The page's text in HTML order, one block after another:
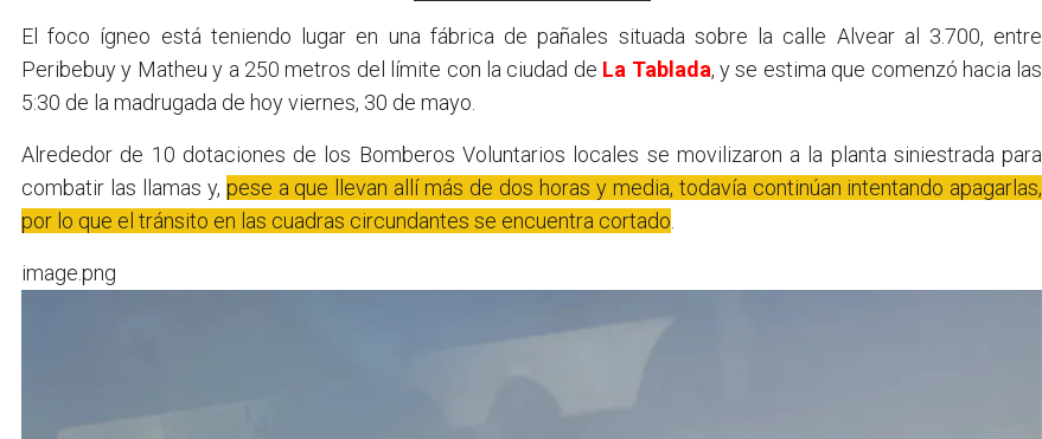
El foco ígneo está teniendo lugar en una fábrica de pañales situada sobre la calle Alvear al 3.700, entre
Peribebuy y Matheu y a 250 metros del límite con la ciudad de La Tablada, y se estima que comenzó hacia las
5:30 de la madrugada de hoy viernes, 30 de mayo.
Alrededor de 10 dotaciones de los Bomberos Voluntarios locales se movilizaron a la planta siniestrada para
combatir las llamas y, pese a que llevan allí más de dos horas y media, todavía continúan intentando apagarlas,
por lo que el tránsito en las cuadras circundantes se encuentra cortado
image.png